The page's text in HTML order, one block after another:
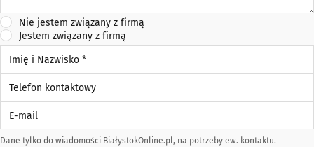
Nie jestem związany z firmą
Jestem związany z firmą
Dane tylko do wiadomości BiałystokOnline.pl, na potrzeby ew. kontaktu.